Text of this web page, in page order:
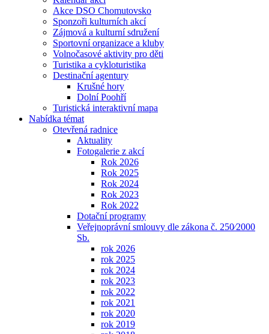
Akce DSO Chomutovsko
Sponzoři kulturních akcí
Zájmová a kulturní sdružení
Sportovní organizace a kluby
Volnočasové aktivity pro děti
Turistika a cykloturistika
Destinační agentury
Krušné hory
Dolní Poohří
Turistická interaktivní mapa
Nabídka témat
Otevřená radnice
Aktuality
Fotogalerie z akcí
Rok 2026
Rok 2025
Rok 2024
Rok 2023
Rok 2022
Dotační programy
Veřejnoprávní smlouvy dle zákona č. 250⁄2000
Sb.
rok 2026
rok 2025
rok 2024
rok 2023
rok 2022
rok 2021
rok 2020
rok 2019